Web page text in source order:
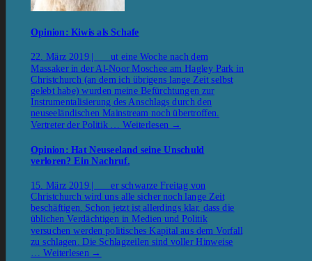
Opinion: Kiwis als Schafe
22. März 2019 | ut eine Woche nach dem
Massaker in der Al-Noor Moschee am Hagley Park in
Christchurch (an dem ich übrigens lange Zeit selbst
gelebt habe) wurden meine Befürchtungen zur
Instrumentalisierung des Anschlags durch den
neuseeländischen Mainstream noch übertroffen.
Vertreter der Politik …Weiterlesen →
Opinion: Hat Neuseeland seine Unschuld
verloren? Ein Nachruf.
15. März 2019 | er schwarze Freitag von
Christchurch wird uns alle sicher noch lange Zeit
beschäftigen. Schon jetzt ist allerdings klar, dass die
üblichen Verdächtigen in Medien und Politik
versuchen werden politisches Kapital aus dem Vorfall
zu schlagen. Die Schlagzeilen sind voller Hinweise
Weiterlesen →